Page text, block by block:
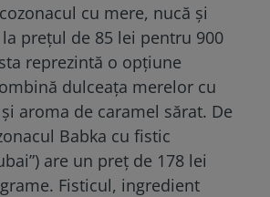
cu mere, nucă și
preţul de 85 lei pentru 900
reprezintă o opțiune
dulceața merelor cu
aroma de caramel sărat. De
Babka cu fistic
are un preţ de 178 lei
Fisticul, ingredient